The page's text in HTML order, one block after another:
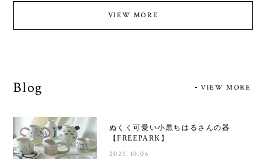
VIEW MORE
Blog VIEW MORE
ぬくく可愛い小黒ちはるさんの器
【FREEPARK】
2025.10.06